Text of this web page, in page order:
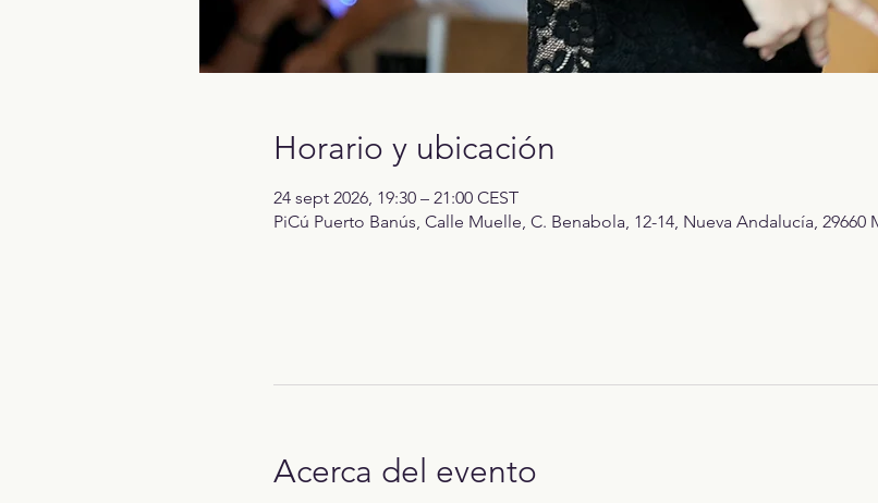
Horario y ubicación
24 sept 2026, 19:30 – 21:00 CEST
PiCú Puerto Banús, Calle Muelle, C. Benabola, 12-14, Nueva Andalucía, 29660
Acerca del evento